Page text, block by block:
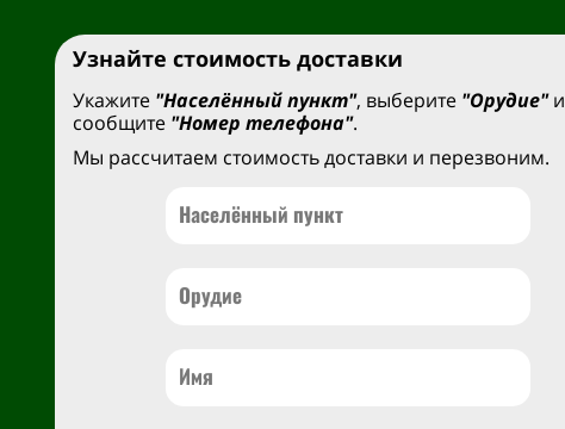
Узнайте стоимость доставки
Укажите "Населённый пункт", выберите "Орудие"и
сообщите "Номер телефона".
Мы рассчитаем стоимость доставки и перезвоним.